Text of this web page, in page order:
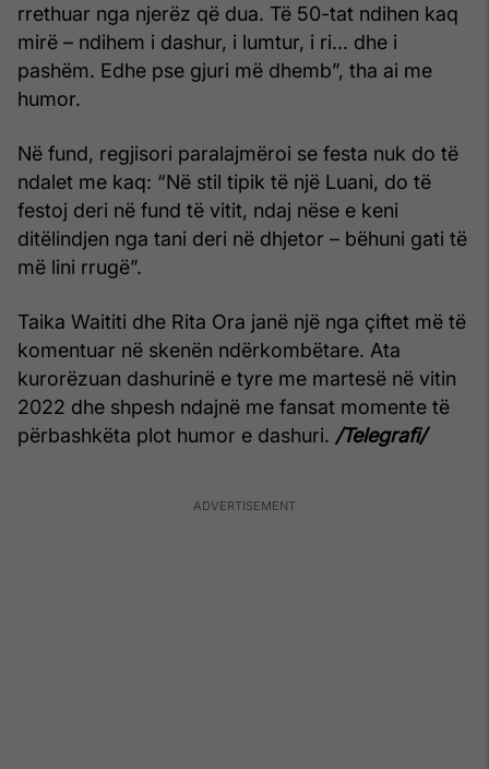
rrethuar nga njerëz që dua. Të 50-tat ndihen kaq
mirë – ndihem i dashur, i lumtur, i ri... dhe i
pashëm. Edhe pse gjuri më dhemb”, tha ai me
humor.
Në fund, regjisori paralajmëroi se festa nuk do të
ndalet me kaq: “Në stil tipik të një Luani, do të
festoj deri në fund të vitit, ndaj nëse e keni
ditëlindjen nga tani deri në dhjetor – bëhuni gati të
më lini rrugë”.
Taika Waititi dhe Rita Ora janë një nga çiftet më të
komentuar në skenën ndërkombëtare. Ata
kurorëzuan dashurinë e tyre me martesë në vitin
2022 dhe shpesh ndajnë me fansat momente të
përbashkëta plot humor e dashuri. /Telegrafi/